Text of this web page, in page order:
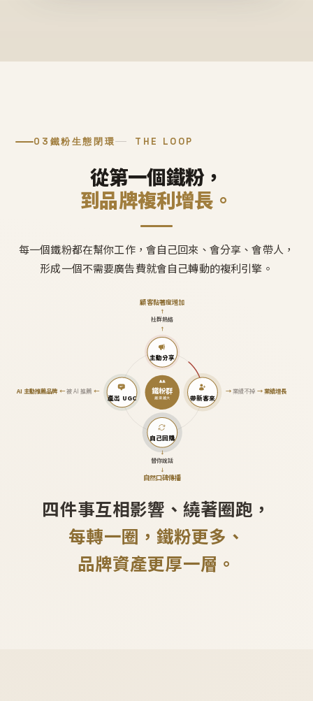
03 鐵粉生態閉環 THE LOOP
從第一個鐵粉，
到品牌複利增長。
每一個鐵粉都在幫你工作，會自己回來、會分享、會帶人，
形成一個不需要廣告費就會自己轉動的複利引擎。
鐵粉群
越滾越大
主動分享
↑
社群熱絡
↑
顧客黏著度增加
帶新客來
→業績不掉 →業績增長
自己回購
↓
替你說話
↓
自然口碑傳播
產出 UGC
AI 主動推薦品牌←被 AI 推薦 ←
四件事互相影響、繞著圈跑，
每轉一圈，鐵粉更多、
品牌資產更厚一層。